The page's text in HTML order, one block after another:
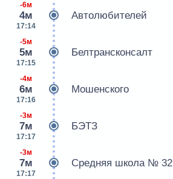
-6м
4м
17:14
Автолюбителей
-5м
5м
17:15
Белтрансконсалт
-4м
6м
17:16
Мошенского
-3м
7м
17:17
БЭТЗ
-3м
7м
17:17
Средняя школа № 32